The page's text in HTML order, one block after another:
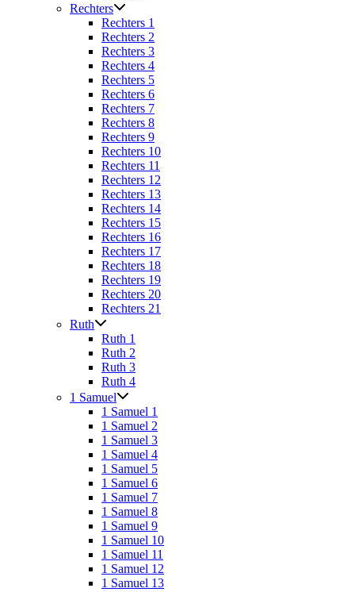
Rechters
Rechters 1
Rechters 2
Rechters 3
Rechters 4
Rechters 5
Rechters 6
Rechters 7
Rechters 8
Rechters 9
Rechters 10
Rechters 11
Rechters 12
Rechters 13
Rechters 14
Rechters 15
Rechters 16
Rechters 17
Rechters 18
Rechters 19
Rechters 20
Rechters 21
Ruth
Ruth 1
Ruth 2
Ruth 3
Ruth 4
1 Samuel
1 Samuel 1
1 Samuel 2
1 Samuel 3
1 Samuel 4
1 Samuel 5
1 Samuel 6
1 Samuel 7
1 Samuel 8
1 Samuel 9
1 Samuel 10
1 Samuel 11
1 Samuel 12
1 Samuel 13